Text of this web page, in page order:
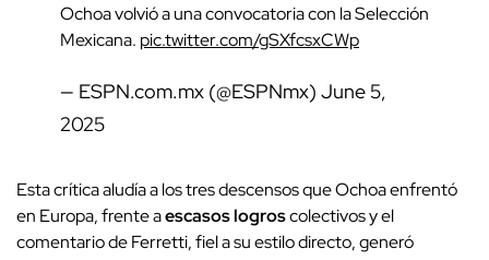
Ochoa volvió a una convocatoria con la Selección
Mexicana. pic.twitter.com/gSXfcsxCWp
— ESPN.com.mx (@ESPNmx) June 5,
2025
Esta crítica aludía a los tres descensos que Ochoa enfrentó
en Europa, frente aescasoslogroscolectivos y el
comentario de Ferretti, fiel a su estilo directo, generó